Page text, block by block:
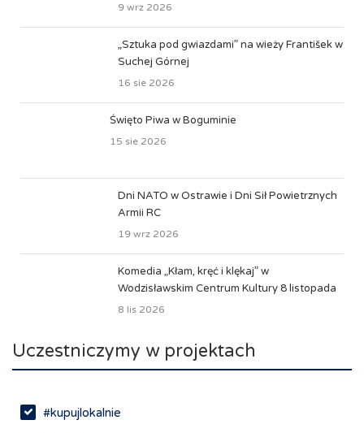
9 wrz 2026
„Sztuka pod gwiazdami” na wieży František w
Suchej Górnej
16 sie 2026
Święto Piwa w Boguminie
15 sie 2026
Dni NATO w Ostrawie i Dni Sił Powietrznych
Armii RC
19 wrz 2026
Komedia „Kłam, kręć i klękaj” w
Wodzisławskim Centrum Kultury 8 listopada
8 lis 2026
Uczestniczymy w projektach
#kupujlokalnie